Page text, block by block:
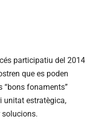
participatiu del 2014
que es poden
“bons fonaments”
unitat estratègica,